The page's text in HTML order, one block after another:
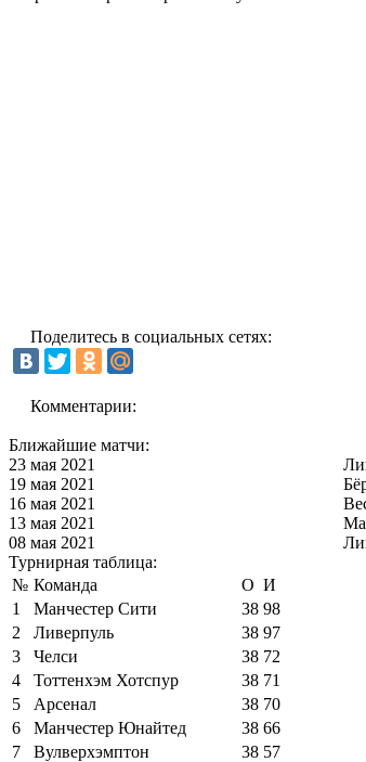
Поделитесь в социальных сетях:
Комментарии:
Ближайшие матчи:
23 мая 2021
19 мая 2021
16 мая 2021
13 мая 2021
08 мая 2021
Турнирная таблица:
№ Команда О И
1
Манчестер Сити 38 98
2
Ливерпуль 38 97
3
Челси 38 72
4
Тоттенхэм Хотспур 38 71
5
Арсенал 38 70
6
Манчестер Юнайтед 38 66
7
Вулверхэмптон 38 57